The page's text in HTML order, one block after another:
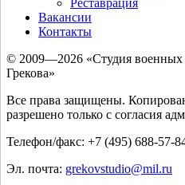
Вакансии
Контакты
© 2009—2026 «Студия
Грекова»
Все права защищены.
разрешено только с согласия
Телефон/факс: +7 (495) 688-57-
Эл. почта: grekovstudio@mil.ru